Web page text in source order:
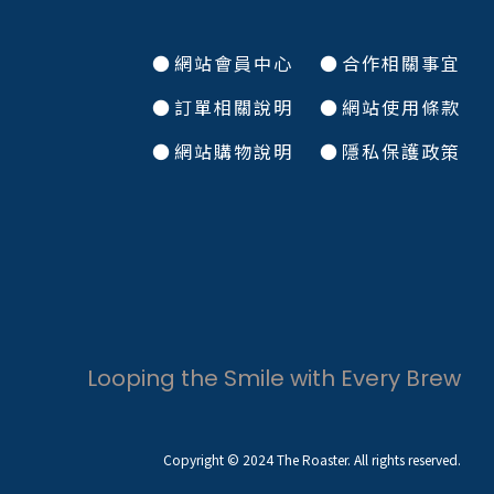
●網站會員中心
●訂單相關說明
●網站購物說明
● 合作相關事宜
●網站使用條款
● 隱私保護政策
Looping the Smile with Every Brew
Copyright © 2024 The Roaster. All rights reserved.